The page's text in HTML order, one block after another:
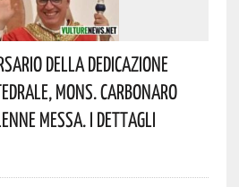
Della Dedicazione
Mons. Carbonaro
Messa. I Dettagli